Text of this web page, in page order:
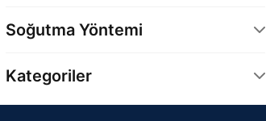
Soğutma Yöntemi
Kategoriler
Bilgisayar Bileşenleri 1